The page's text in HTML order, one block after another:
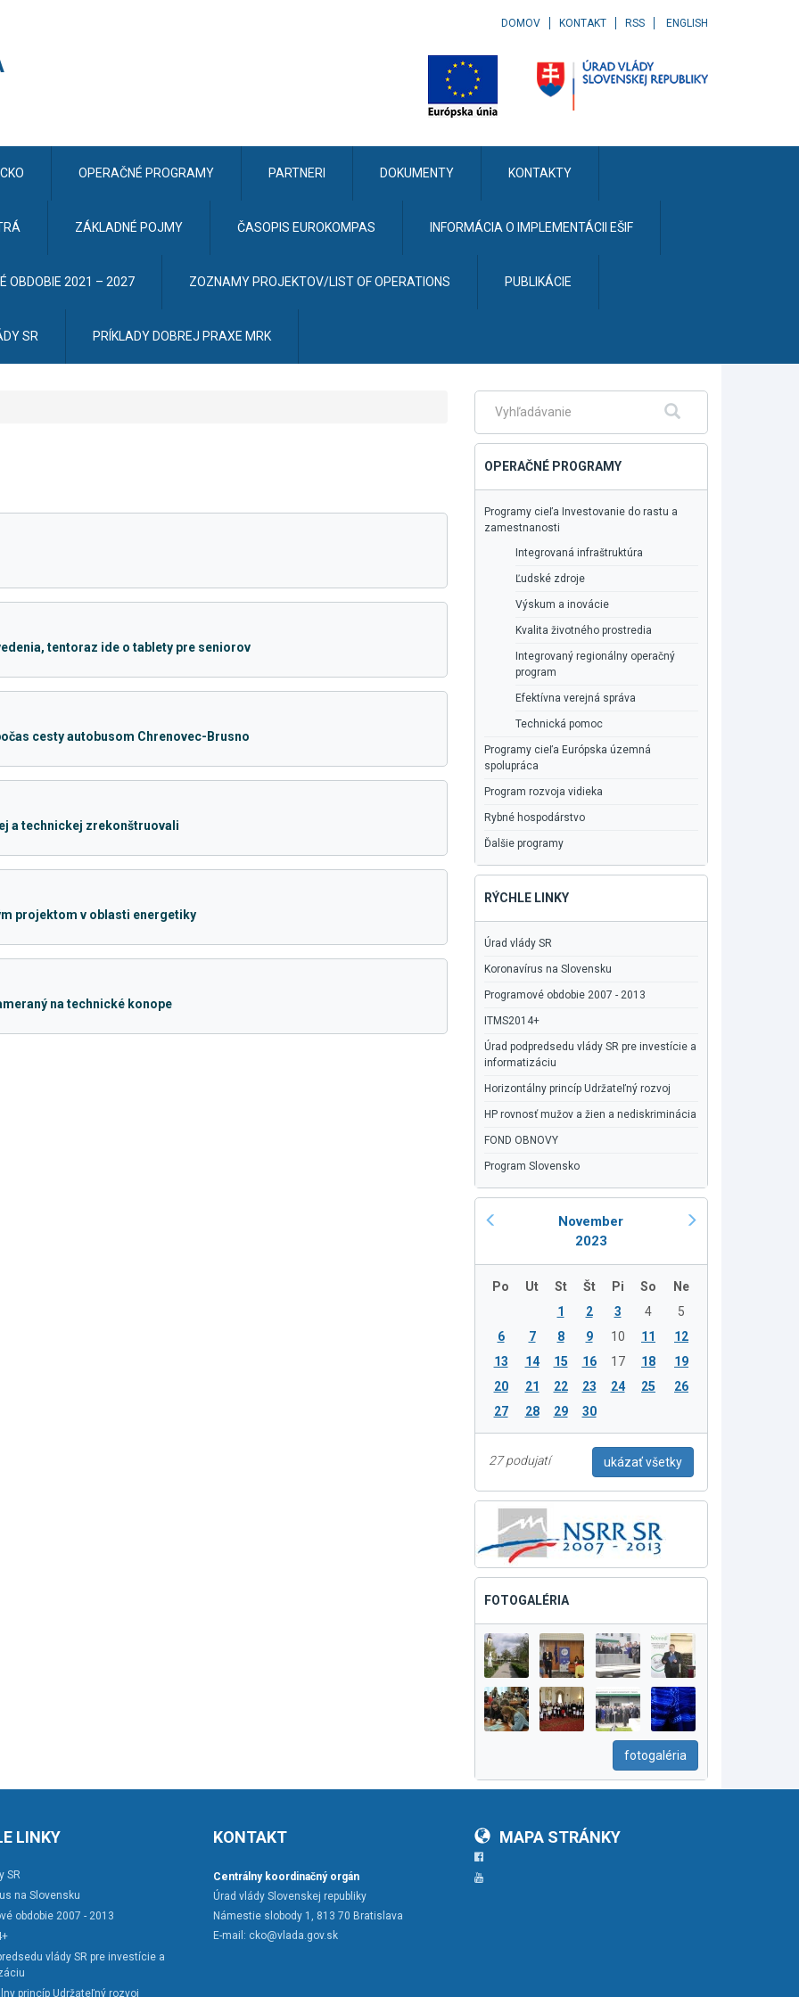
DOMOV KONTAKT RSS ENGLISH
CKO OPERAČNÉ PROGRAMY PARTNERI DOKUMENTY KONTAKTY
ZÁKLADNÉ POJMY ČASOPIS EUROKOMPAS INFORMÁCIA O IMPLEMENTÁCII EŠIF
OBDOBIE 2021 – 2027 ZOZNAMY PROJEKTOV/LIST OF OPERATIONS PUBLIKÁCIE
SR PRÍKLADY DOBREJ PRAXE MRK
tentoraz ide o tablety pre seniorov
cesty autobusom Chrenovec-Brusno
a technickej zrekonštruovali
projektom v oblasti energetiky
na technické konope
Fulltextové
OPERAČNÉ PROGRAMY
Programy cieľa Investovanie do rastu a
zamestnanosti
Integrovaná infraštruktúra
Ľudské zdroje
Výskum a inovácie
Kvalita životného prostredia
Integrovaný regionálny operačný
program
Efektívna verejná správa
Technická pomoc
Programy cieľa Európska územná
spolupráca
Program rozvoja vidieka
Rybné hospodárstvo
Ďalšie programy
RÝCHLE LINKY
Úrad vlády SR
Koronavírus na Slovensku
Programové obdobie 2007 - 2013
ITMS2014+
Úrad podpredsedu vlády SR pre investície a
informatizáciu
Horizontálny princíp Udržateľný rozvoj
HP rovnosť mužov a žien a nediskriminácia
FOND OBNOVY
Program Slovensko
November
2023
Po Ut St Št Pi So
Ne
1
2 3 4
5
6
7 8 9 10 11
12
13
14 15 16 17 18
19
20
21 22 23 24 25
26
27
28 29 30
27 podujatí ukázať všetky
FOTOGALÉRIA
fotogaléria
LINKY
SR
na Slovensku
obdobie 2007 - 2013
vlády SR pre investície a
princíp Udržateľný rozvoj
KONTAKT
Centrálny koordinačný orgán
Úrad vlády Slovenskej republiky
Námestie slobody 1, 813 70 Bratislava
E-mail: cko@vlada.gov.sk
MAPA STRÁNKY
Facebook
YouTube